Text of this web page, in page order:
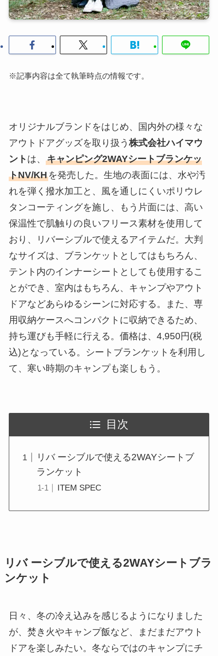
※記事内容は全て執筆時点の情報です。
オリジナルブランドをはじめ、国内外の様々な
アウトドアグッズを取り扱う株式会社ハイマウ
ントは、 キャンピング2WAYシートブランケッ
トNV/KHを発売した。生地の表面には、水や汚
れを弾く撥水加工と、風を通しにくいポリウレ
タンコーティングを施し、もう片面には、高い
保温性で肌触りの良いフリース素材を使用して
おり、リバーシブルで使えるアイテムだ。大判
なサイズは、ブランケットとしてはもちろん、
テント内のインナーシートとしても使用するこ
とができ、室内はもちろん、キャンプやアウト
ドアなどあらゆるシーンに対応する。また、専
用収納ケースへコンパクトに収納できるため、
持ち運びも手軽に行える。価格は、4,950円(税
込)となっている。シートブランケットを利用し
て、寒い時期のキャンプも楽しもう。
目次
リバ ーシブルで使える2WAYシートブ
ランケット
ITEM SPEC
リバ ーシブルで使える2WAYシートブラ
ンケット
日々、冬の冷え込みを感じるようになりました
が、焚き火やキャンプ飯など、まだまだアウト
ドアを楽しみたい。冬ならではのキャンプにチ